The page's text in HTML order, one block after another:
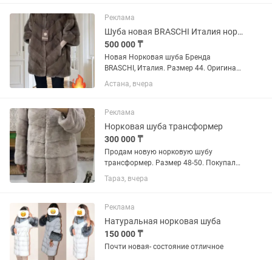
Реклама
Шуба новая BRASCHI Италия норковая
500 000 ₸
Новая Норковая шуба Бренда
BRASCHI, Италия. Размер 44. Оригинал.
Отличный вариант как подарок на
Құдалық, Юбилей или другой праздник.
плечики, все этикетки на месте,...
Астана, вчера
Реклама
Норковая шуба трансформер
300 000 ₸
Продам новую норковую шубу
трансформер. Размер 48-50. Покупали
в Москве. Мне не подошел размер,
поэтому пришлось выставить на
Тараз, вчера
Реклама
Натуральная норковая шуба
150 000 ₸
Почти новая- состояние отличное